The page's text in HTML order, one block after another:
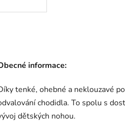
informace:
tenké, ohebné a neklouzavé
chodidla. To spolu s
dětských nohou.